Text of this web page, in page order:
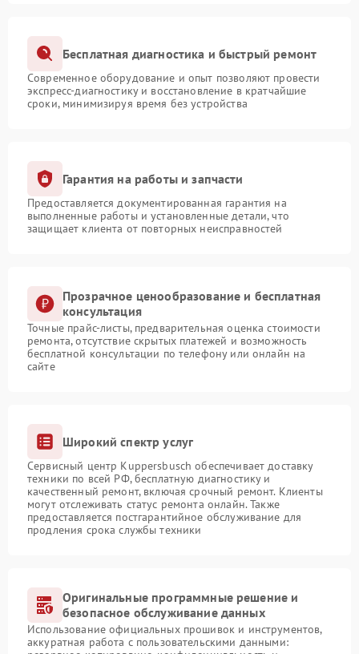
Бесплатная диагностика и быстрый ремонт
Современное оборудование и опыт позволяют провести
экспресс-диагностику и восстановление в кратчайшие
сроки, минимизируя время без устройства
Гарантия на работы и запчасти
Предоставляется документированная гарантия на
выполненные работы и установленные детали, что
защищает клиента от повторных неисправностей
Прозрачное ценообразование и бесплатная
консультация
Точные прайс-листы, предварительная оценка стоимости
ремонта, отсутствие скрытых платежей и возможность
бесплатной консультации по телефону или онлайн на
сайте
Широкий спектр услуг
Сервисный центр Kuppersbusch обеспечивает доставку
техники по всей РФ, бесплатную диагностику и
качественный ремонт, включая срочный ремонт. Клиенты
могут отслеживать статус ремонта онлайн. Также
предоставляется постгарантийное обслуживание для
продления срока службы техники
Оригинальные программные решение и
безопасное обслуживание данных
Использование официальных прошивок и инструментов,
аккуратная работа с пользовательскими данными: